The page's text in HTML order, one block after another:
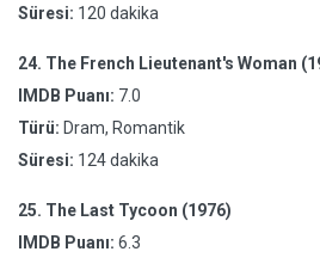
Süresi: 120 dakika
24. The French Lieutenant's Woman
IMDB Puanı: 7.0
Türü: Dram, Romantik
Süresi: 124 dakika
25. The Last Tycoon (1976)
IMDB Puanı: 6.3